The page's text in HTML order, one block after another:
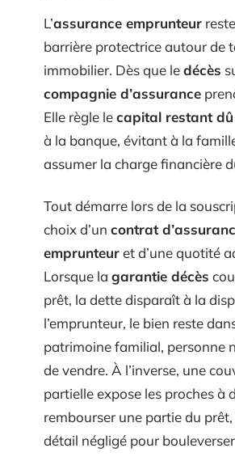
L’assurance emprunteur
barrière protectrice autour de
immobilier. Dès que ledécès
compagnie d’assurance
Elle règle lecapital restant dû
à la banque, évitant à la
assumer la charge financière
Tout démarre lors de la
choix d’un contrat
emprunteuret d’une quotité
Lorsque la garantie décès
prêt, la dette disparaît à la
l’emprunteur, le bien reste
patrimoine familial, personne
de vendre. À l’inverse, une
partielle expose les proches à
rembourser une partie du prêt,
détail négligé pour